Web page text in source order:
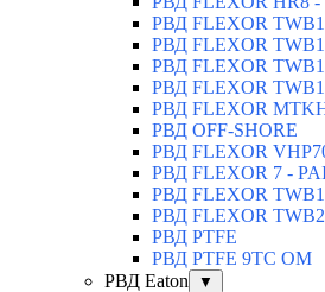
РВД FLEXOR TWB1
РВД FLEXOR
РВД FLEXOR
РВД FLEXOR
РВД FLEXOR
РВД OFF-SHORE
РВД FLEXOR
РВД FLEXOR 7 -
РВД FLEXOR
РВД FLEXOR
РВД PTFE
РВД PTFE 9TC OM
РВД Eaton
▼